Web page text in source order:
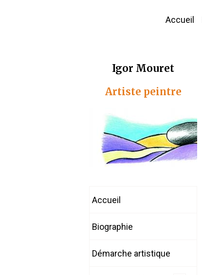
Accueil
Igor Mouret
Artiste peintre
Accueil
Biographie
Démarche artistique